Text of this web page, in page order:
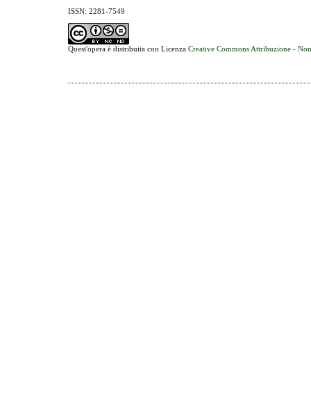
ISSN: 2281-7549
Quest'opera è distribuita con Licenza Creative Commons Attribuzione -